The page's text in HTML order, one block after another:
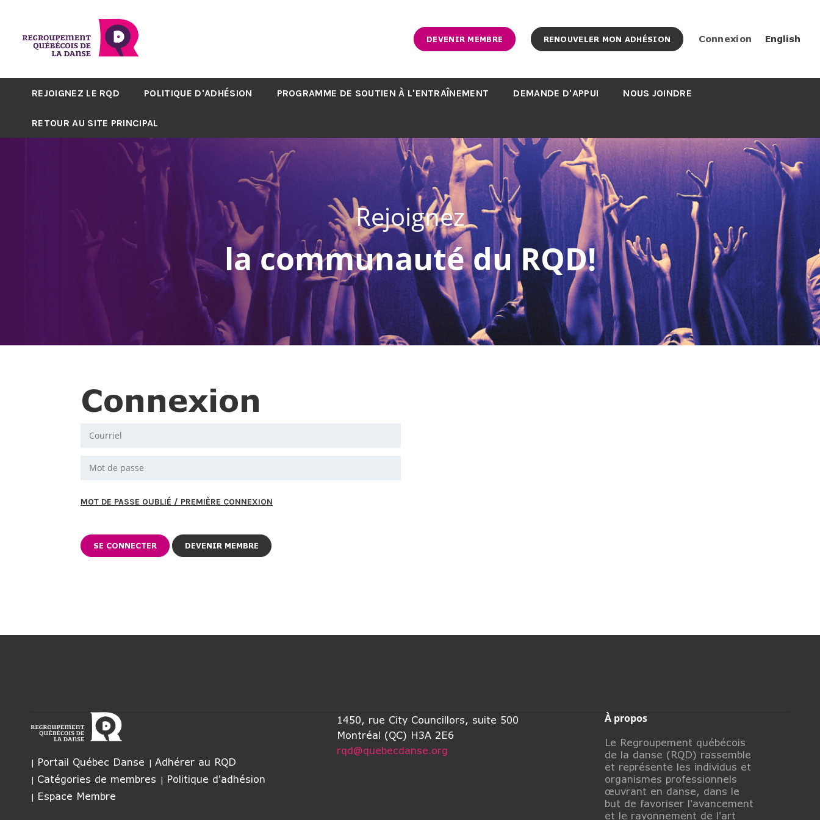
DEVENIR MEMBRE RENOUVELER MON ADHÉSION Connexion English
REJOIGNEZ LE RQD POLITIQUE D'ADHÉSION PROGRAMME DE SOUTIEN À L'ENTRAÎNEMENT DEMANDE D'APPUI NOUS JOINDRE
RETOUR AU SITE PRINCIPAL
Rejoignez
la communauté du RQD!
Connexion
MOT DE PASSE OUBLIÉ / PREMIÈRE CONNEXION
DEVENIR MEMBRE
Portail Québec Danse
Adhérer au RQD
Catégories de membres
Politique d'adhésion
Espace Membre
1450, rue City Councillors, suite 500
Montréal (QC) H3A 2E6
rqd@quebecdanse.org
À propos
Le Regroupement québécois
de la danse (RQD) rassemble
et représente les individus et
organismes professionnels
œuvrant en danse, dans le
but de favoriser l'avancement
et le rayonnement de l'art